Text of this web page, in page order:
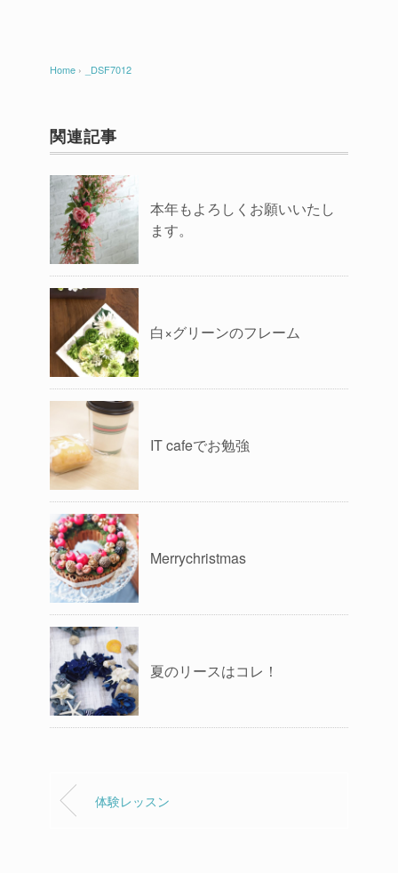
Home › _DSF7012
関連記事
本年もよろしくお願いいたし
ます。
白×グリーンのフレーム
IT cafeでお勉強
Merrychristmas
夏のリースはコレ！
体験レッスン